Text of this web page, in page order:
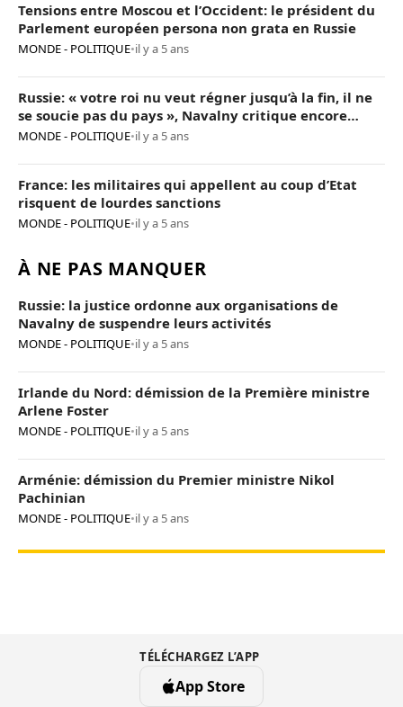
Tensions entre Moscou et l’Occident: le président du
Parlement européen persona non grata en Russie
MONDE - POLITIQUE•il y a 5 ans
Russie: « votre roi nu veut régner jusqu’à la fin, il ne
se soucie pas du pays », Navalny critique encore
Poutine
MONDE - POLITIQUE•il y a 5 ans
France: les militaires qui appellent au coup d’Etat
risquent de lourdes sanctions
MONDE - POLITIQUE•il y a 5 ans
À NE PAS MANQUER
Russie: la justice ordonne aux organisations de
Navalny de suspendre leurs activités
MONDE - POLITIQUE•il y a 5 ans
Irlande du Nord: démission de la Première ministre
Arlene Foster
MONDE - POLITIQUE•il y a 5 ans
Arménie: démission du Premier ministre Nikol
Pachinian
MONDE - POLITIQUE•il y a 5 ans
TÉLÉCHARGEZ L’APP
App Store